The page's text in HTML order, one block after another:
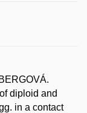
diploid and
in a contact